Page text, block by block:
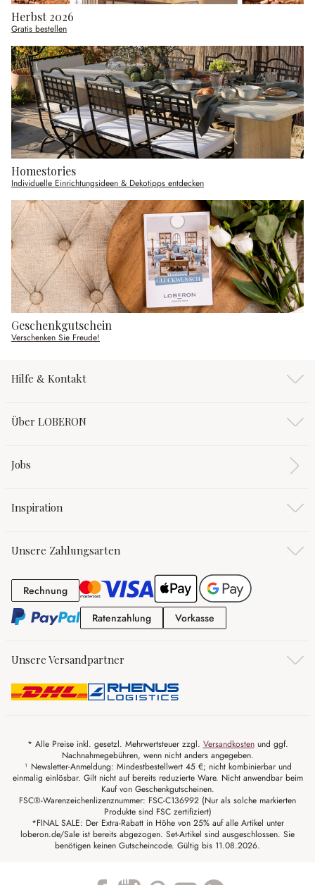
Herbst 2026
Gratis bestellen
Homestories
Individuelle Einrichtungsideen & Dekotipps entdecken
Geschenkgutschein
Verschenken Sie Freude!
Hilfe & Kontakt
Über LOBERON
Jobs
Inspiration
Unsere Zahlungsarten
RechnungRechnung
RatenzahlungRatenzahlung
Vorkasse
Unsere Versandpartner
* Alle Preise inkl. gesetzl. Mehrwertsteuer zzgl. Versandkostenund ggf.
Nachnahmegebühren, wenn nicht anders angegeben.
¹ Newsletter-Anmeldung: Mindestbestellwert 45 €; nicht kombinierbar und
einmalig einlösbar. Gilt nicht auf bereits reduzierte Ware. Nicht anwendbar beim
Kauf von Geschenkgutscheinen.
FSC®-Warenzeichenlizenznummer: FSC-C136992 (Nur als solche markierten
Produkte sind FSC zertifiziert)
*FINAL SALE: Der Extra-Rabatt in Höhe von 25% auf alle Artikel unter
loberon.de/Sale ist bereits abgezogen. Set-Artikel sind ausgeschlossen. Sie
benötigen keinen Gutscheincode. Gültig bis 11.08.2026.